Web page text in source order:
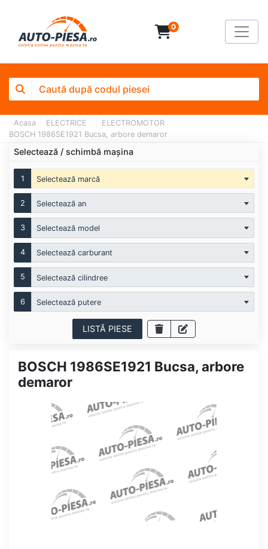
0
Acasa ELECTRICE
ELECTROMOTOR
BOSCH 1986SE1921 Bucsa, arbore demaror
Selectează / schimbă mașina
1 Selectează marcă
2 Selectează an
3 Selectează model
4 Selectează carburant
5 Selectează cilindree
6 Selectează putere
LISTĂ PIESE
BOSCH 1986SE1921 Bucsa, arbore
demaror